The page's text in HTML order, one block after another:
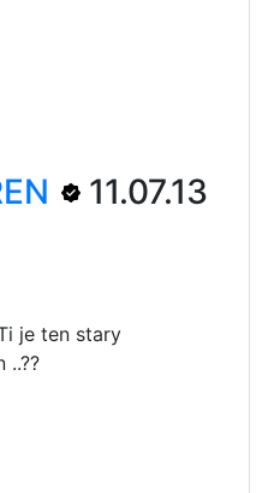
11.07.13
je ten stary
..??